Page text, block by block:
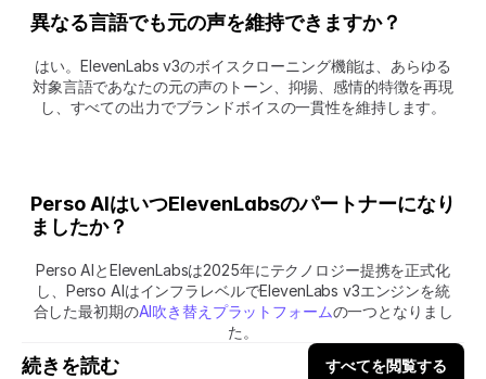
異なる言語でも元の声を維持できますか？
はい。ElevenLabs v3のボイスクローニング機能は、あらゆる
対象言語であなたの元の声のトーン、抑揚、感情的特徴を再現
し、すべての出力でブランドボイスの一貫性を維持します。
Perso AIはいつElevenLabsのパートナーになり
ましたか？
Perso AIとElevenLabsは2025年にテクノロジー提携を正式化
し、Perso AIはインフラレベルでElevenLabs v3エンジンを統
合した最初期のAI吹き替えプラットフォームの一つとなりまし
た。
続きを読む すべてを閲覧する